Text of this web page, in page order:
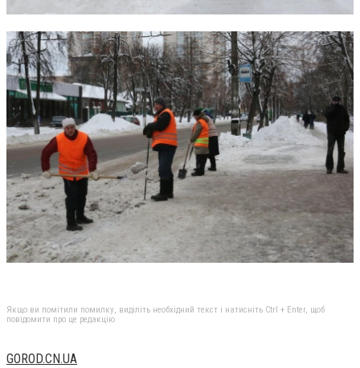
Якщо ви помітили помилку, виділіть необхідний текст і натисніть Ctrl + Enter, щоб
повідомити про це редакцію
GOROD.CN.UA